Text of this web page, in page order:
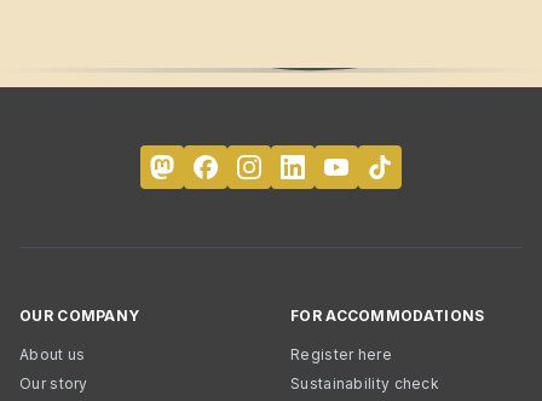
OUR COMPANY
About us
Our story
FOR ACCOMMODATIONS
Register here
Sustainability check